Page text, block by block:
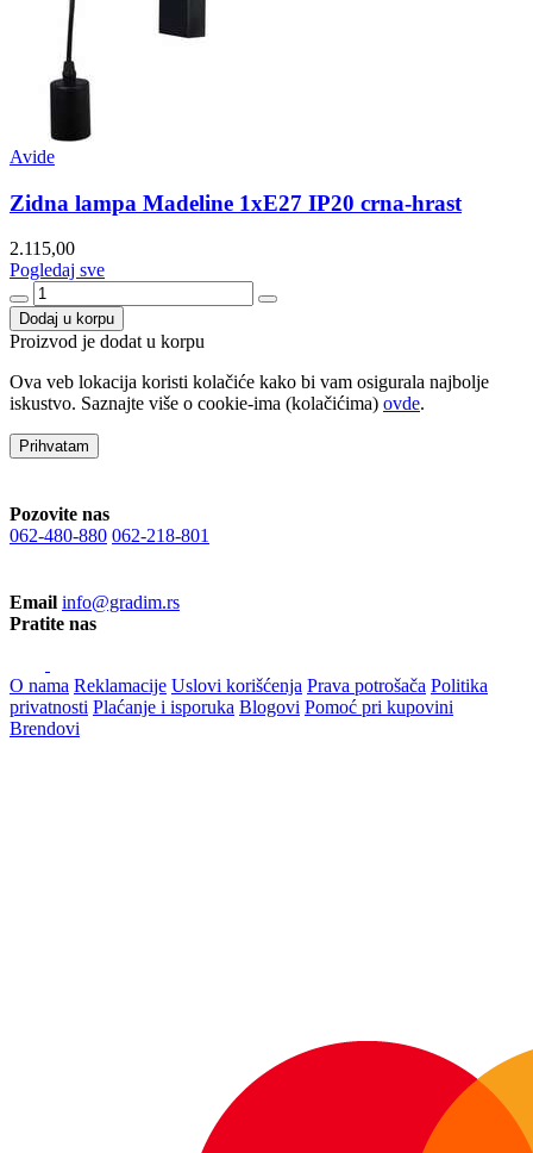
Avide
Zidna lampa Madeline 1xE27 IP20 crna-hrast
2.115,00
Pogledaj sve
Dodaj u korpu
Proizvod je dodat u korpu
Ova veb lokacija koristi kolačiće kako bi vam osigurala najbolje
iskustvo. Saznajte više o cookie-ima (kolačićima) ovde.
Prihvatam
Pozovite nas
062-480-880 062-218-801
Email info@gradim.rs
Pratite nas
O nama Reklamacije Uslovi korišćenja Prava potrošača Politika
privatnosti Plaćanje i isporuka Blogovi Pomoć pri kupovini
Brendovi